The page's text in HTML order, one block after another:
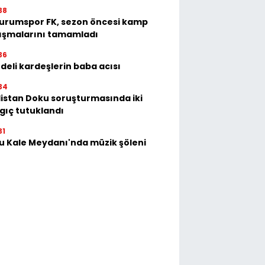
FK, sezon öncesi kamp
tamamladı
kardeşlerin baba acısı
Doku soruşturmasında iki
tutuklandı
Kale Meydanı'nda müzik şöleni